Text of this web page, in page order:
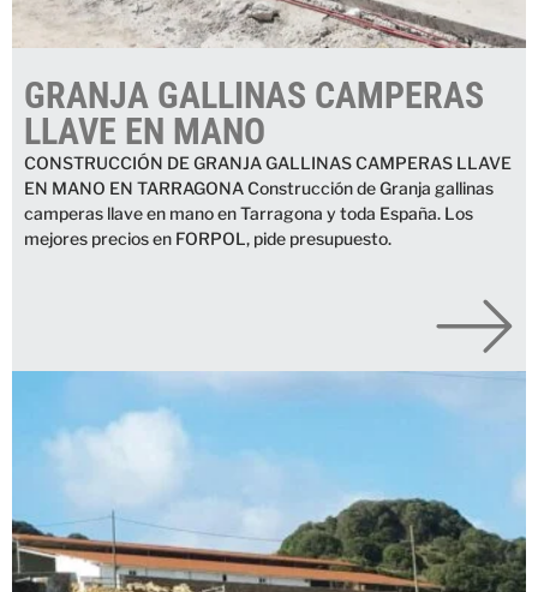
GRANJA GALLINAS CAMPERAS
LLAVE EN MANO
CONSTRUCCIÓN DE GRANJA GALLINAS CAMPERAS LLAVE
EN MANO EN TARRAGONA Construcción de Granja gallinas
camperas llave en mano en Tarragona y toda España. Los
mejores precios en FORPOL, pide presupuesto.